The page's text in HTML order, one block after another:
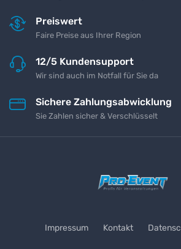
Preiswert
Faire Preise aus Ihrer Region
12/5 Kundensupport
Wir sind auch im Notfall für Sie da
Sichere Zahlungsabwicklung
Sie Zahlen sicher & Verschlüsselt
Impressum Kontakt